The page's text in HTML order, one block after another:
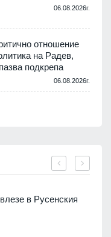
06.08.2026г.
отношение
на Радев,
подкрепа
06.08.2026г.
в Русенския